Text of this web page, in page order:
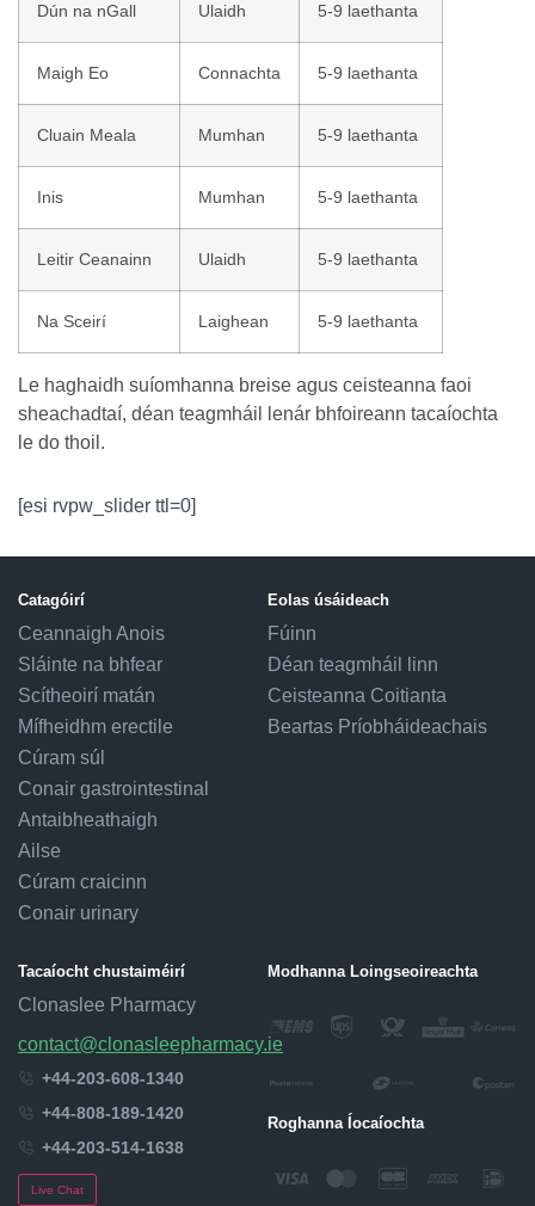
Dún na nGall Ulaidh 5-9 laethanta
Maigh Eo Connachta 5-9 laethanta
Cluain Meala Mumhan 5-9 laethanta
Inis Mumhan 5-9 laethanta
Leitir Ceanainn Ulaidh 5-9 laethanta
Na Sceirí Laighean 5-9 laethanta
Le haghaidh suíomhanna breise agus ceisteanna faoi
sheachadtaí, déan teagmháil lenár bhfoireann tacaíochta
le do thoil.
[esi rvpw_slider ttl=0]
Catagóirí
Ceannaigh Anois
Sláinte na bhfear
Scítheoirí matán
Mífheidhm erectile
Cúram súl
Conair gastrointestinal
Antaibheathaigh
Ailse
Cúram craicinn
Conair urinary
Eolas úsáideach
Fúinn
Déan teagmháil linn
Ceisteanna Coitianta
Beartas Príobháideachais
Tacaíocht chustaiméirí
Clonaslee Pharmacy
contact@clonasleepharmacy.ie
+44-203-608-1340
+44-808-189-1420
+44-203-514-1638
Live Chat
Modhanna Loingseoireachta
Roghanna Íocaíochta